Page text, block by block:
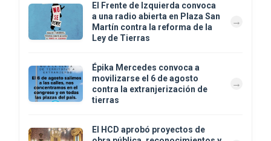
El Frente de Izquierda convoca
a una radio abierta en Plaza San
Martín contra la reforma de la
Ley de Tierras
Épika Mercedes convoca a
movilizarse el 6 de agosto
contra la extranjerización de
tierras
El HCD aprobó proyectos de